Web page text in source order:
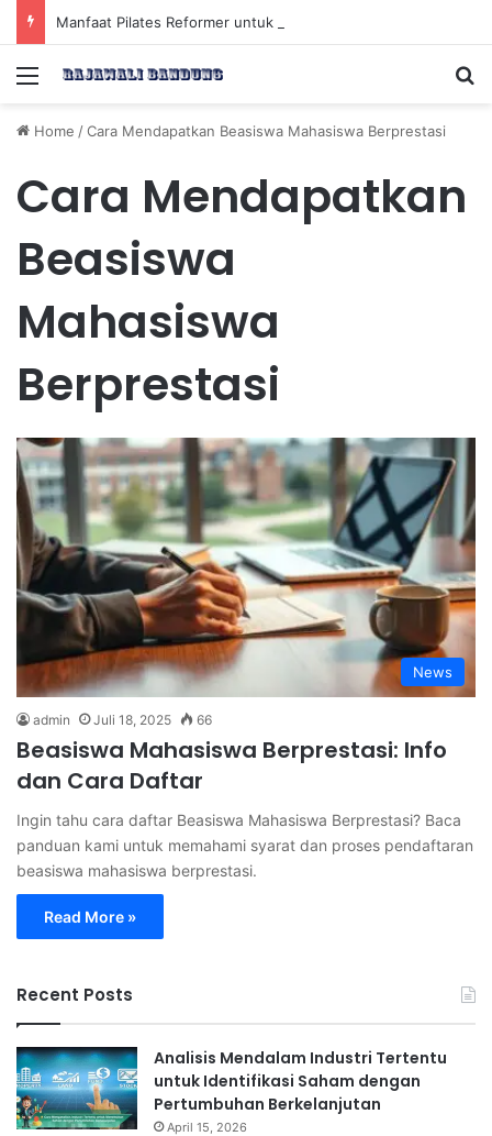
Menu
Home /Cara Mendapatkan Beasiswa Mahasiswa Berprestasi
Cara Mendapatkan
Beasiswa
Mahasiswa
Berprestasi
News
admin Juli 18, 2025 66
Beasiswa Mahasiswa Berprestasi: Info
dan Cara Daftar
Ingin tahu cara daftar Beasiswa Mahasiswa Berprestasi? Baca
panduan kami untuk memahami syarat dan proses pendaftaran
beasiswa mahasiswa berprestasi.
Read More »
Recent Posts
Analisis Mendalam Industri Tertentu
untuk Identifikasi Saham dengan
Pertumbuhan Berkelanjutan
April 15, 2026